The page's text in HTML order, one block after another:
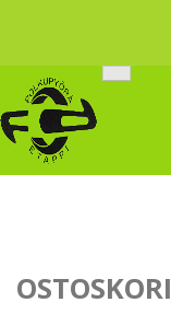
content
OSTOSKORI